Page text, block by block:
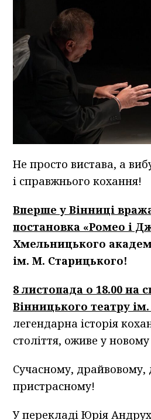
Не просто вистава, а
і справжнього кохання!
Вперше у Вінниці
постановка «Ромео і
Хмельницького
ім. М. Старицького!
8 листопада о 18.00 на
Вінницького театру
легендарна історія
століття, оживе у
Сучасному, драйвовому,
пристрасному!
У перекладі Юрія